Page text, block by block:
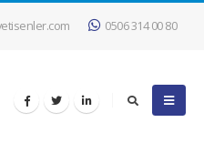
0506 314 00 80